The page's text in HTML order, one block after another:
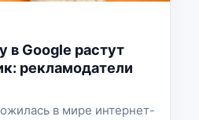
в Google растут
рекламодатели
в мире интернет-